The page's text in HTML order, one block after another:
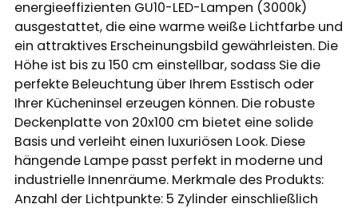
energieeffizienten GU10-LED-Lampen (3000k)
ausgestattet, die eine warme weiße Lichtfarbe und
ein attraktives Erscheinungsbild gewährleisten. Die
Höhe ist bis zu 150 cm einstellbar, sodass Sie die
perfekte Beleuchtung über Ihrem Esstisch oder
Ihrer Kücheninsel erzeugen können. Die robuste
Deckenplatte von 20x100 cm bietet eine solide
Basis und verleiht einen luxuriösen Look. Diese
hängende Lampe passt perfekt in moderne und
industrielle Innenräume. Merkmale des Produkts:
Anzahl der Lichtpunkte: 5 Zylinder einschließlich